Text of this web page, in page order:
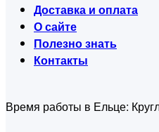
Доставка и оплата
О сайте
Полезно знать
Контакты
Время работы в Ельце: